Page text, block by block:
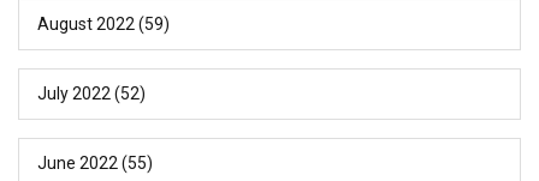
August 2022 (59)
July 2022 (52)
June 2022 (55)